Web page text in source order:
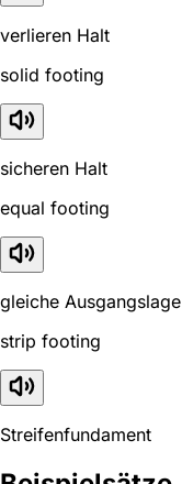
verlieren Halt
solid footing
sicheren Halt
equal footing
gleiche Ausgangslage
strip footing
Streifenfundament